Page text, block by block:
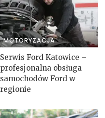
MOTORYZACJA
Serwis Ford Katowice –
profesjonalna obsługa
samochodów Ford w
regionie